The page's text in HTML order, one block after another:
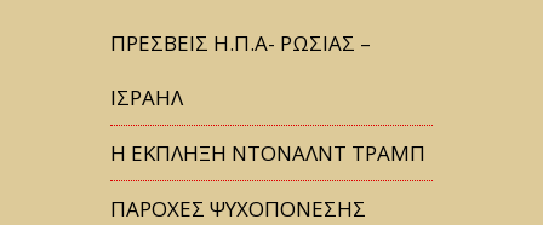
ΠΡΕΣΒΕΙΣ Η.Π.Α- ΡΩΣΙΑΣ –
ΙΣΡΑΗΛ
Η ΕΚΠΛΗΞΗ ΝΤΟΝΑΛΝΤ ΤΡΑΜΠ
ΠΑΡΟΧΕΣ ΨΥΧΟΠΟΝΕΣΗΣ